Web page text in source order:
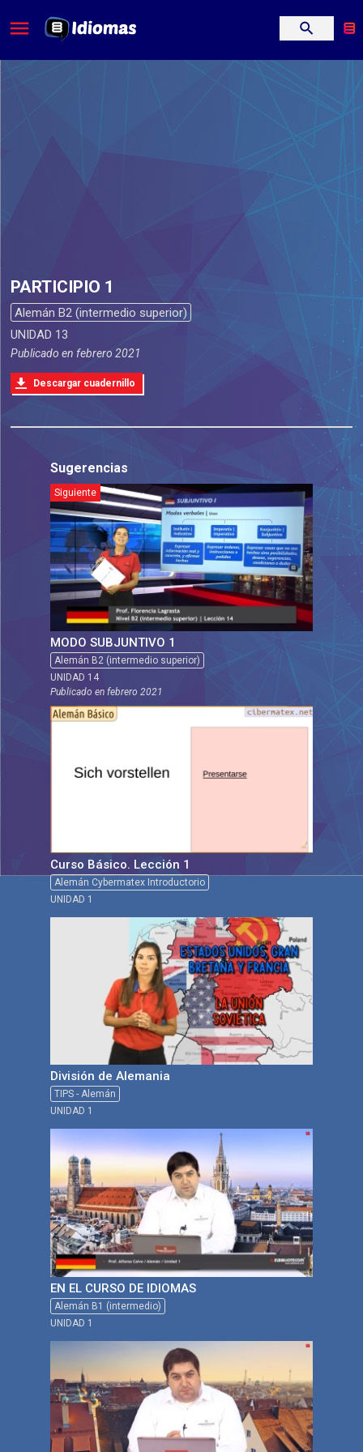
PARTICIPIO 1
Alemán B2 (intermedio superior)
UNIDAD 13
Publicado en febrero 2021
Descargar cuadernillo
Sugerencias
Siguiente
MODO SUBJUNTIVO 1
Alemán B2 (intermedio superior)
UNIDAD 14
Publicado enfebrero 2021
Curso Básico. Lección 1
Alemán Cybermatex Introductorio
UNIDAD 1
División de Alemania
TIPS - Alemán
UNIDAD 1
EN EL CURSO DE IDIOMAS
Alemán B1 (intermedio)
UNIDAD 1